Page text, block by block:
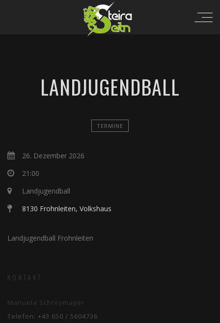
LANDJUGENDBALL
TERMINE
26. Dezember 2026
21:00
Landjugendball
8130 Frohnleiten, Volkshaus
Landjugendball Frohnleiten
KONTAKT
Manuela Schreymayer
Telefon: +43 650 / 5604736